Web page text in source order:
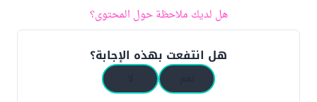
هل لديك ملاحظة حول المحتوى؟
هل انتفعت بهذه الإجابة؟